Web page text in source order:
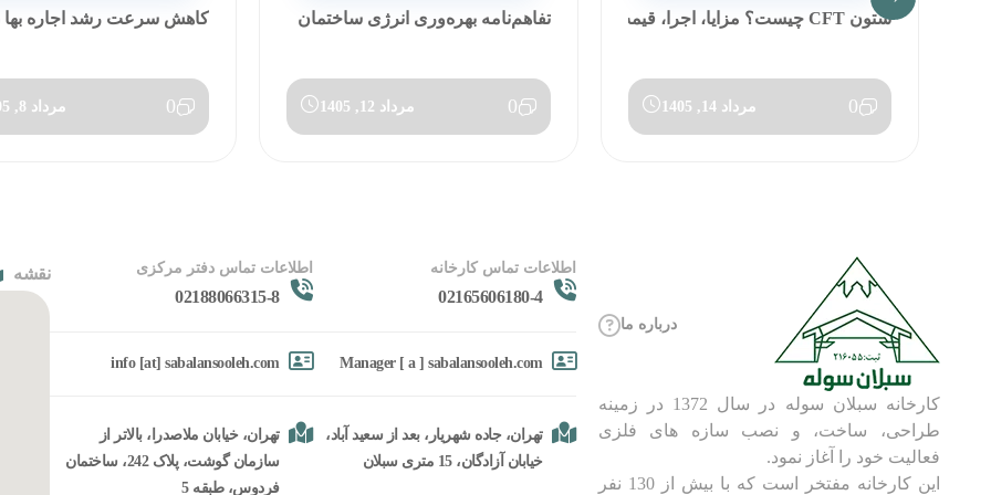
ستون CFT چیست؟ مزایا، اجرا، قیمت و مق...
0 مرداد 14, 1405
تفاهم‌نامه بهره‌وری انرژی ساختمان
0 مرداد 12, 1405
کاهش سرعت رشد اجاره بها در
0 مرداد 8, 1405
درباره ما
کارخانه سبلان سوله در سال 1372 در زمینه
طراحی، ساخت، و نصب سازه های فلزی
فعالیت خود را آغاز نمود.
این کارخانه مفتخر است که با بیش از 130 نفر
اطلاعات تماس کارخانه
02165606180-4
Manager [ a ] sabalansooleh.com
تهران، جاده شهریار، بعد از سعید آباد،
خیابان آزادگان، 15 متری سبلان
اطلاعات تماس دفتر مرکزی
02188066315-8
info [at] sabalansooleh.com
تهران، خیابان ملاصدرا، بالاتر از
سازمان گوشت، پلاک 242، ساختمان
فردوس، طبقه 5
نقشه